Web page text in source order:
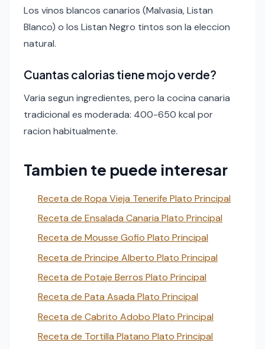
Los vinos blancos canarios (Malvasia, Listan
Blanco) o los Listan Negro tintos son la eleccion
natural.
Cuantas calorias tiene mojo verde?
Varia segun ingredientes, pero la cocina canaria
tradicional es moderada: 400-650 kcal por
racion habitualmente.
Tambien te puede interesar
Receta de Ropa Vieja Tenerife Plato Principal
Receta de Ensalada Canaria Plato Principal
Receta de Mousse Gofio Plato Principal
Receta de Principe Alberto Plato Principal
Receta de Potaje Berros Plato Principal
Receta de Pata Asada Plato Principal
Receta de Cabrito Adobo Plato Principal
Receta de Tortilla Platano Plato Principal